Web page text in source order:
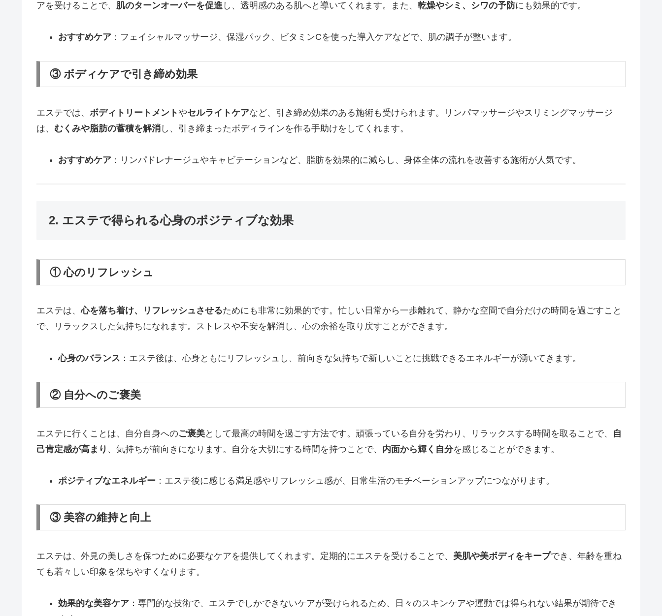
アを受けることで、 肌のターンオーバーを促進 し、透明感のある肌へと導いてくれます。また、 乾燥やシミ、シワの予防にも効果的です。
おすすめケア：フェイシャルマッサージ、保湿パック、ビタミンCを使った導入ケアなどで、肌の調子が整います。
③ ボディケアで引き締め効果
エステでは、 ボディトリートメントやセルライトケアなど、引き締め効果のある施術も受けられます。リンパマッサージやスリミングマッサージ
は、 むくみや脂肪の蓄積を解消 し、引き締まったボディラインを作る手助けをしてくれます。
おすすめケア：リンパドレナージュやキャビテーションなど、脂肪を効果的に減らし、身体全体の流れを改善する施術が人気です。
2. エステで得られる心身のポジティブな効果
① 心のリフレッシュ
エステは、心を落ち着け、リフレッシュさせるためにも非常に効果的です。忙しい日常から一歩離れて、静かな空間で自分だけの時間を過ごすこと
で、リラックスした気持ちになれます。ストレスや不安を解消し、心の余裕を取り戻すことができます。
心身のバランス ：エステ後は、心身ともにリフレッシュし、前向きな気持ちで新しいことに挑戦できるエネルギーが湧いてきます。
② 自分へのご褒美
エステに行くことは、自分自身へのご褒美として最高の時間を過ごす方法です。頑張っている自分を労わり、リラックスする時間を取ることで、 自
己肯定感が高まり 、気持ちが前向きになります。自分を大切にする時間を持つことで、 内面から輝く自分を感じることができます。
ポジティブなエネルギー：エステ後に感じる満足感やリフレッシュ感が、日常生活のモチベーションアップにつながります。
③ 美容の維持と向上
エステは、外見の美しさを保つために必要なケアを提供してくれます。定期的にエステを受けることで、 美肌や美ボディをキープでき、年齢を重ね
ても若々しい印象を保ちやすくなります。
効果的な美容ケア：専門的な技術で、エステでしかできないケアが受けられるため、日々のスキンケアや運動では得られない結果が期待でき